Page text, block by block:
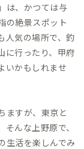
は、かつては与
の絶景スポット
人気の場所で、釣
に行ったり、甲府
いかもしれませ
ますが、東京と
んな上野原で、
生活を楽しんでみ